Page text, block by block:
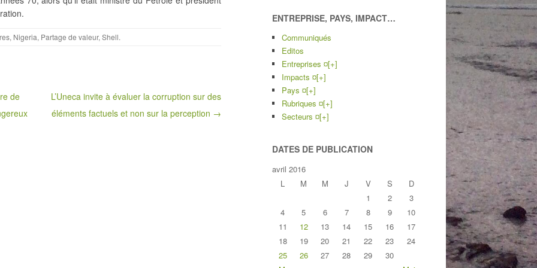
, Nigeria, Partage de valeur, Shell.
de
L’Uneca invite à évaluer la corruption sur des
éléments factuels et non sur la perception →
ENTREPRISE, PAYS, IMPACT…
Communiqués
Editos
Entreprises ¤[+]
Impacts ¤[+]
Pays ¤[+]
Rubriques ¤[+]
Secteurs ¤[+]
DATES DE PUBLICATION
avril 2016
L
M M J V S
D
1
2
3
4
5 6 7 8 9
10
11
12 13 14 15 16
17
18
19 20 21 22 23
24
25
26 27 28 29
30